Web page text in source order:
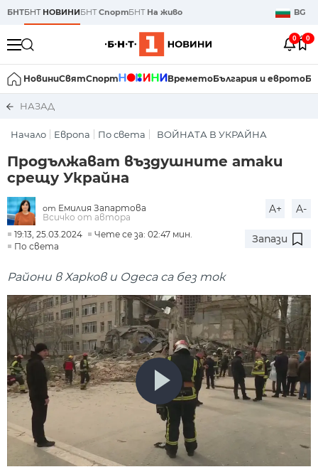
БНТБНТ НОВИНИБНТСпортБНТ На живо BG
0 0
НовиниСвятСпорт ВреметоБългария и еврото
НАЗАД
Начало Европа По света ВОЙНАТА В УКРАЙНА
Продължават въздушните атаки
срещу Украйна
от Емилия Запартова
Всичко от автора
A+ A-
19:13, 25.03.2024
Чете се за: 02:47 мин.
По света
Запази
Райони в Харков и Одеса са без ток